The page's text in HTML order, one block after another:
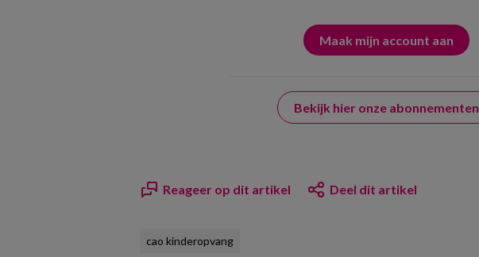
Bekijk hier onze abonnementen
Reageer op dit artikel Deel dit artikel
cao kinderopvang